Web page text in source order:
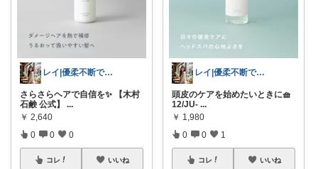
レイ|優柔不断で選べない🥲
さらさらヘアで自信を✨ 【木村
石鹸 公式】
...
￥ 2,640
0 0 0
コレ いいね
レイ|優柔不断で選べない🥲
頭皮のケアを始めたいときに🧺
12/JU- ...
￥ 1,980
0 0 1
コレ いいね